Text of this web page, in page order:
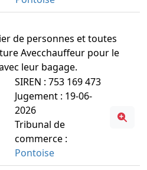
de personnes et toutes
Avecchauffeur pour le
leur bagage.
SIREN : 753 169 473
Jugement : 19-06-
2026
Tribunal de
commerce :
Pontoise